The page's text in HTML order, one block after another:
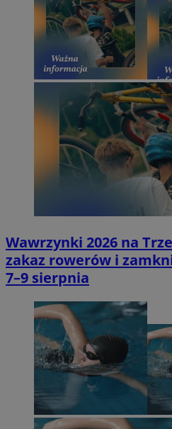
Wawrzynki 2026 na
zakaz rowerów i
7–9 sierpnia